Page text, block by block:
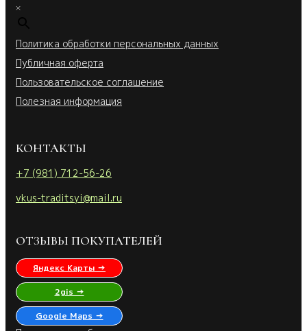
×
Политика обработки персональных данных
Публичная оферта
Пользовательское соглашение
Полезная информация
КОНТАКТЫ
+7 (981) 712-56-26
vkus-traditsyi@mail.ru
ОТЗЫВЫ ПОКУПАТЕЛЕЙ
Яндекс Карты →
2gis →
Google Maps →